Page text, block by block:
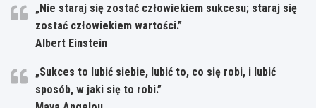
„Nie staraj się zostać człowiekiem sukcesu; staraj się
zostać człowiekiem wartości.”
Albert Einstein
„Sukces to lubić siebie, lubić to, co się robi, i lubić
sposób, w jaki się to robi.”